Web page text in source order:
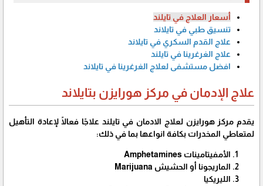
أسعار العلاج في تايلند
تنسيق طبي في تايلاند
علاج القدم السكري في تايلاند
علاج الغرغرينا في تايلند
افضل مستشفى لعلاج الغرغرينا في تايلاند
علاج الإدمان في مركز هورايزن بتايلاند
يقدم مركز هورايزن لعلاج الادمان في تايلند علاجًا فعالًا لإعادة التأهيل
لمتعاطي المخدرات بكافة انواعها بما في ذلك:
الأمفيتامينات Amphetamines
الماريجونا أو الحشيش Marijuana
الليريكيا